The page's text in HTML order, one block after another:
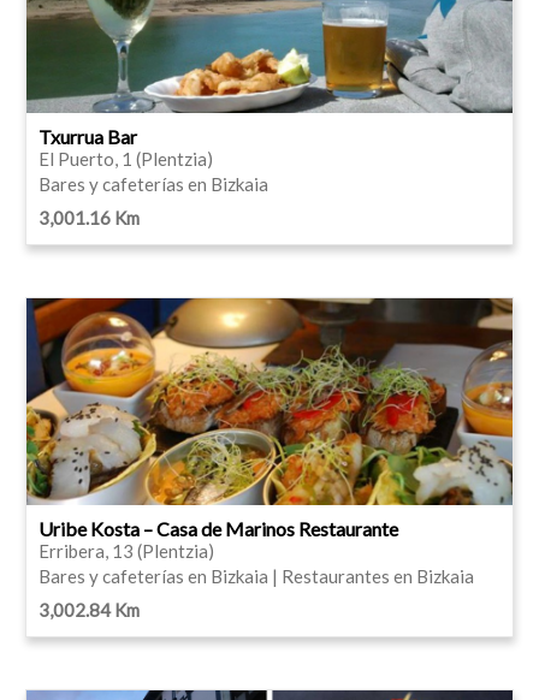
Txurrua Bar
El Puerto, 1 (Plentzia)
Bares y cafeterías en Bizkaia
3,001.16 Km
Uribe Kosta – Casa de Marinos Restaurante
Erribera, 13 (Plentzia)
Bares y cafeterías en Bizkaia | Restaurantes en Bizkaia
3,002.84 Km